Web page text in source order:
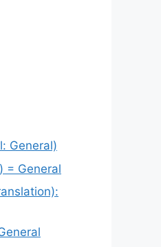
General)
= General